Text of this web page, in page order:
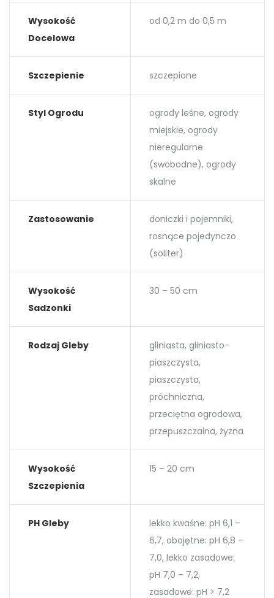
Wysokość
Docelowa
od 0,2 m do 0,5 m
Szczepienie szczepione
Styl Ogrodu
ogrody leśne, ogrody
miejskie, ogrody
nieregularne
(swobodne), ogrody
skalne
Zastosowanie
doniczki i pojemniki,
rosnące pojedynczo
(soliter)
Wysokość
Sadzonki
30 – 50 cm
Rodzaj Gleby
gliniasta, gliniasto-
piaszczysta,
piaszczysta,
próchniczna,
przeciętna ogrodowa,
przepuszczalna, żyzna
Wysokość
Szczepienia
15 – 20 cm
PH Gleby
lekko kwaśne: pH 6,1 –
6,7, obojętne: pH 6,8 –
7,0, lekko zasadowe:
pH 7,0 – 7,2,
zasadowe: pH > 7,2